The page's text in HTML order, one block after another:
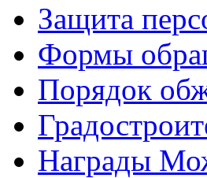
Защита
Формы
Порядок
Награды